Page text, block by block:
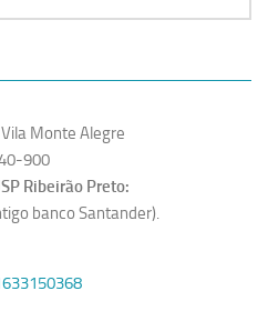
Monte Alegre
900
Ribeirão Preto:
banco Santander).